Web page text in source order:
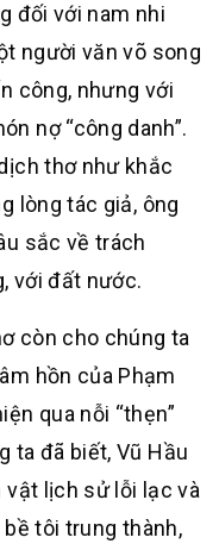
đối với nam nhi
người văn võ song
công, nhưng với
nợ “công danh”.
thơ như khắc
lòng tác giả, ông
sắc về trách
với đất nước.
còn cho chúng ta
hồn của Phạm
qua nỗi “thẹn”
ta đã biết, Vũ Hầu
vật lịch sử lỗi lạc và
tôi trung thành,